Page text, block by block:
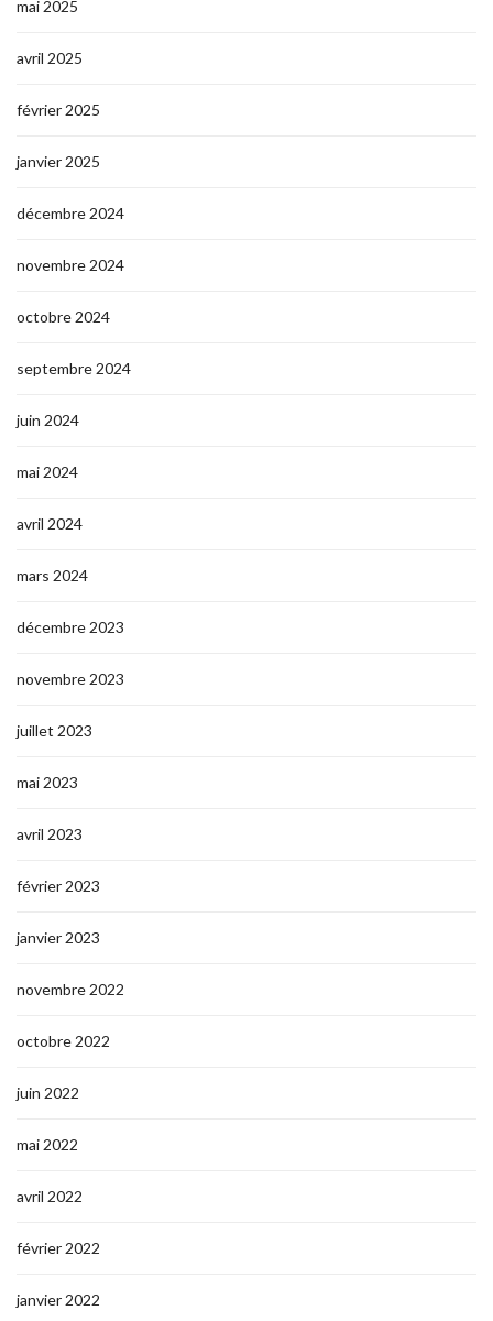
mai 2025
avril 2025
février 2025
janvier 2025
décembre 2024
novembre 2024
octobre 2024
septembre 2024
juin 2024
mai 2024
avril 2024
mars 2024
décembre 2023
novembre 2023
juillet 2023
mai 2023
avril 2023
février 2023
janvier 2023
novembre 2022
octobre 2022
juin 2022
mai 2022
avril 2022
février 2022
janvier 2022